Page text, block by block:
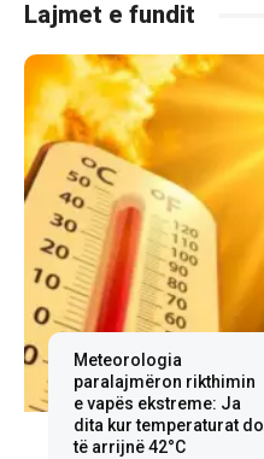
Lajmet e fundit
Meteorologia
paralajmëron rikthimin
e vapës ekstreme: Ja
dita kur temperaturat do
të arrijnë 42°C